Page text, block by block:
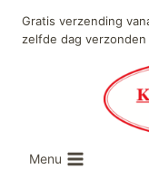
naar
Gratis verzending
zelfde dag
Menu